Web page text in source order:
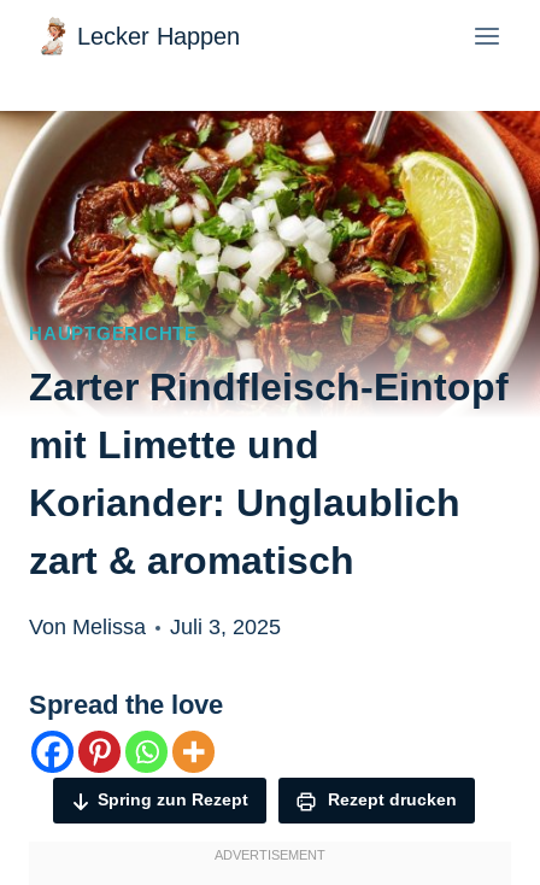
Zum
Inhalt
springen
Lecker Happen
HAUPTGERICHTE
Zarter Rindfleisch-Eintopf
mit Limette und
Koriander: Unglaublich
zart & aromatisch
Von Melissa Juli 3, 2025
Spread the love
Spring zun Rezept Rezept drucken